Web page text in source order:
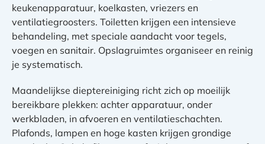
keukenapparatuur, koelkasten, vriezers en
ventilatiegroosters. Toiletten krijgen een intensieve
behandeling, met speciale aandacht voor tegels,
voegen en sanitair. Opslagruimtes organiseer en reinig
je systematisch.
Maandelijkse dieptereiniging richt zich op moeilijk
bereikbare plekken: achter apparatuur, onder
werkbladen, in afvoeren en ventilatieschachten.
Plafonds, lampen en hoge kasten krijgen grondige